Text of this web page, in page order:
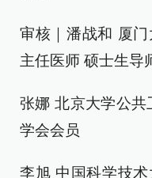
审核｜潘战和 厦
主任医师 硕士生导
张娜 北京大学公
学会会员
李旭 中国科学技